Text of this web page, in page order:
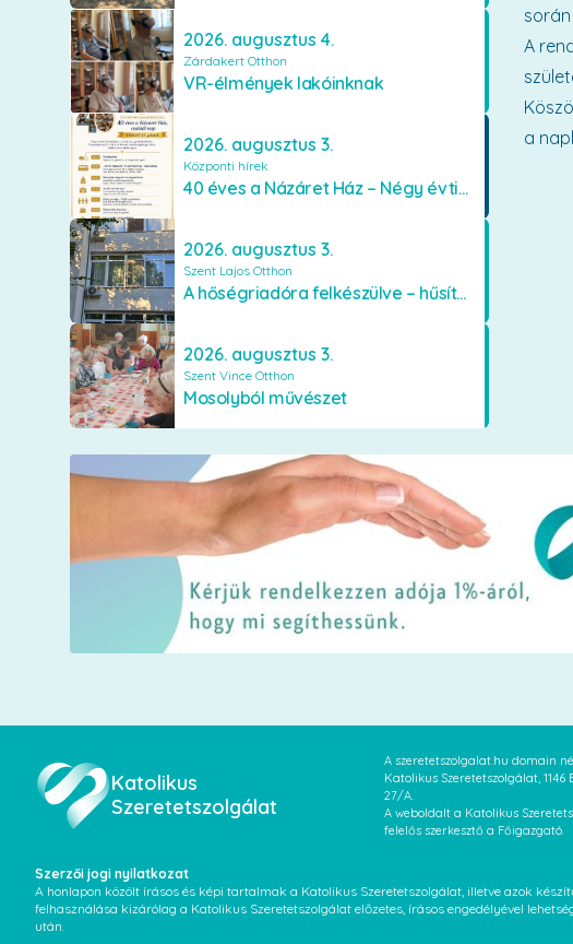
2026. augusztus 4.
Zárdakert Otthon
VR-élmények lakóinknak
2026. augusztus 3.
Központi hírek
40 éves a Názáret Ház – Négy évtized szeretetben és gondoskodásban
2026. augusztus 3.
Szent Lajos Otthon
A hőségriadóra felkészülve – hűsítő fejlesztések a Szent Lajos Otthonban
2026. augusztus 3.
Szent Vince Otthon
Mosolyból művészet
A
a
Katolikus
Szeretetszolgálat
A szeretetszolgalat.hu domain
Katolikus Szeretetszolgálat,
27/A.
A weboldalt a Katolikus
felelős szerkesztő a Főigazgató.
Szerzői jogi nyilatkozat
A honlapon közölt írásos és képi tartalmak a Katolikus Szeretetszolgálat, illetve azok
felhasználása kizárólag a Katolikus Szeretetszolgálat előzetes, írásos engedélyével
után.